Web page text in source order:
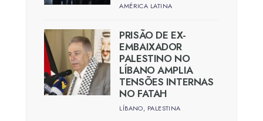
AMÉRICA LATINA
PRISÃO DE EX-
EMBAIXADOR
PALESTINO NO
LÍBANO AMPLIA
TENSÕES INTERNAS
NO FATAH
LÍBANO, PALESTINA